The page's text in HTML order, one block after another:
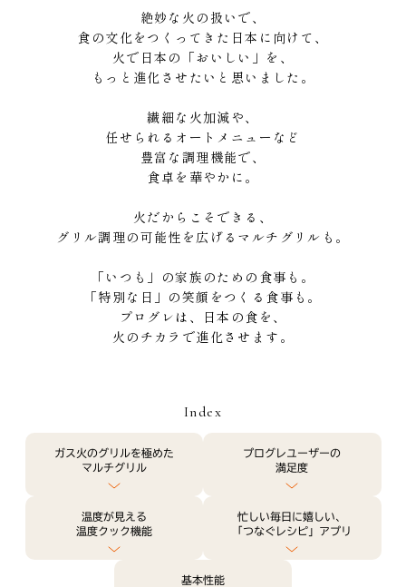
絶妙な火の扱いで、
食の文化をつくってきた日本に向けて、
火で日本の「おいしい」を、
もっと進化させたいと思いました。
繊細な火加減や、
任せられるオートメニューなど
豊富な調理機能で、
食卓を華やかに。
火だからこそできる、
グリル調理の可能性を広げるマルチグリルも。
「いつも」の家族のための食事も。
「特別な日」の笑顔をつくる食事も。
プログレは、日本の食を、
火のチカラで進化させます。
Index
ガス火のグリルを極めた
マルチグリル
プログレユーザーの
満足度
温度が見える
温度クック機能
忙しい毎日に嬉しい、
「つなぐレシピ」アプリ
基本性能